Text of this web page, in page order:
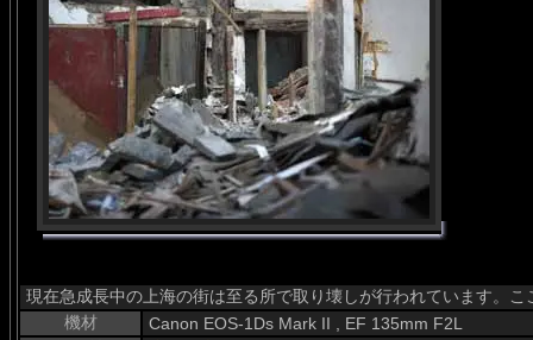
現在急成長中の上海の街は至る所で取り壊しが行われています。
機材
Canon EOS-1Ds Mark II , EF 135mm F2L